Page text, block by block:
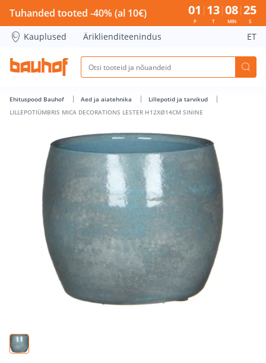
LILLEPOTIÜMBRIS MICA DECORATIONS LESTER
Tuhanded tooted -40% (al 10€) 01
P
13
T
08
MIN
24
S
Kauplused Äriklienditeenindus ET
Ehituspood Bauhof Aed ja aiatehnika
Lillepotid ja tarvikud
LILLEPOTIÜMBRIS MICA DECORATIONS LESTER H12XØ14CM SININE